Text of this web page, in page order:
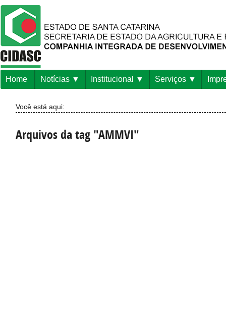
Home Notícias Institucional Serviços
Você está aqui:
Arquivos da tag "AMMVI"